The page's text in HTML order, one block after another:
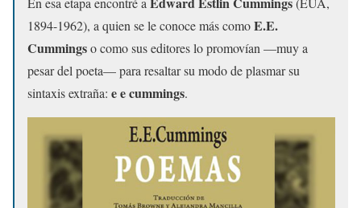
1894-1962), a quien se le conoce más comoE.E.
Cummingso como sus editores lo promovían —muy a
pesar del poeta— para resaltar su modo de plasmar su
sintaxis extraña: e e cummings.